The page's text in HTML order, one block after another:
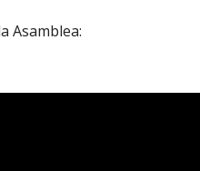
Asamblea: